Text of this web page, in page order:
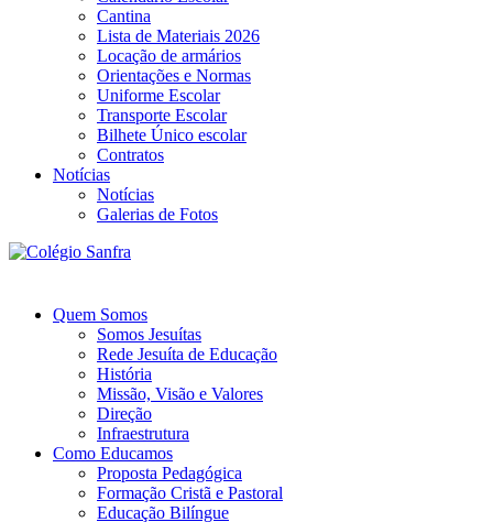
Cantina
Lista de Materiais 2026
Locação de armários
Orientações e Normas
Uniforme Escolar
Transporte Escolar
Bilhete Único escolar
Contratos
Notícias
Notícias
Galerias de Fotos
Quem Somos
Somos Jesuítas
Rede Jesuíta de Educação
História
Missão, Visão e Valores
Direção
Infraestrutura
Como Educamos
Proposta Pedagógica
Formação Cristã e Pastoral
Educação Bilíngue